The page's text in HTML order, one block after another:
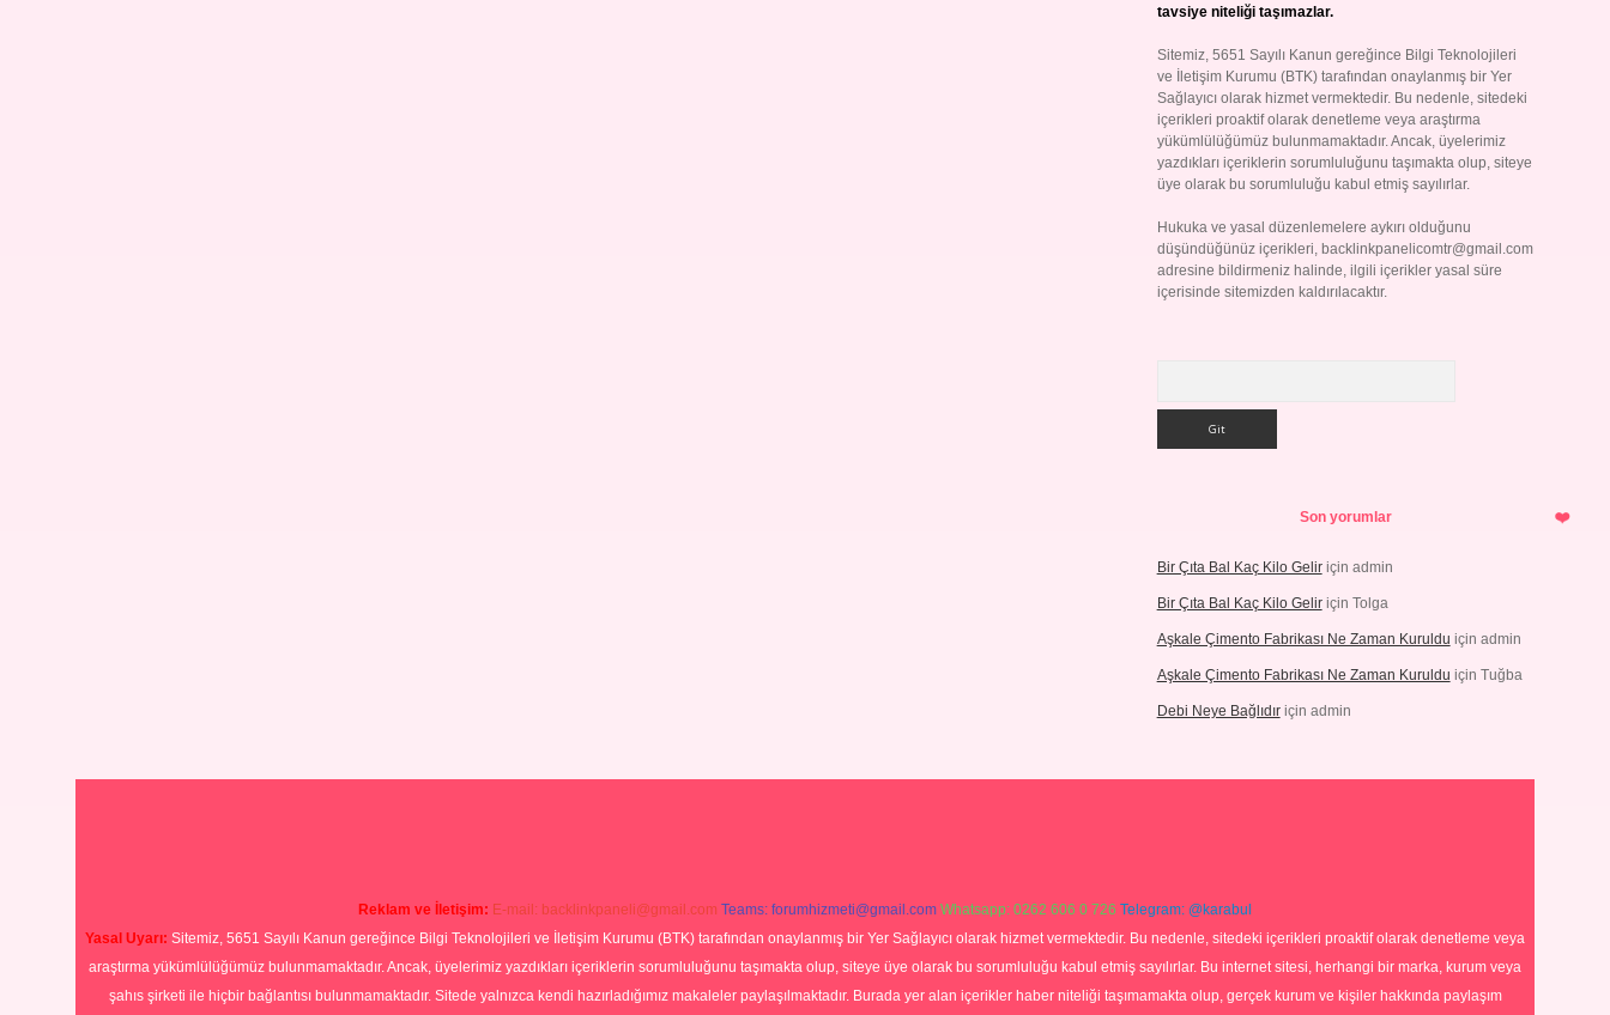
tavsiye niteliği taşımazlar.
Sitemiz, 5651 Sayılı Kanun gereğince Bilgi Teknolojileri
ve İletişim Kurumu (BTK) tarafından onaylanmış bir Yer
Sağlayıcı olarak hizmet vermektedir. Bu nedenle, sitedeki
içerikleri proaktif olarak denetleme veya araştırma
yükümlülüğümüz bulunmamaktadır. Ancak, üyelerimiz
yazdıkları içeriklerin sorumluluğunu taşımakta olup, siteye
üye olarak bu sorumluluğu kabul etmiş sayılırlar.
Hukuka ve yasal düzenlemelere aykırı olduğunu
düşündüğünüz içerikleri, backlinkpanelicomtr@gmail.com
adresine bildirmeniz halinde, ilgili içerikler yasal süre
içerisinde sitemizden kaldırılacaktır.
Son yorumlar
Bir Çıta Bal Kaç Kilo Geliriçin admin
Bir Çıta Bal Kaç Kilo Geliriçin Tolga
Aşkale Çimento Fabrikası Ne Zaman Kuruldu için admin
Aşkale Çimento Fabrikası Ne Zaman Kuruldu için Tuğba
Debi Neye Bağlıdıriçin admin
Reklam ve İletişim: E-mail: backlinkpaneli@gmail.com Teams: forumhizmeti@gmail.com Whatsapp: 0262 606 0 726 Telegram: @karabul
Yasal Uyarı: Sitemiz, 5651 Sayılı Kanun gereğince Bilgi Teknolojileri ve İletişim Kurumu (BTK) tarafından onaylanmış bir Yer Sağlayıcı olarak hizmet vermektedir. Bu nedenle, sitedeki içerikleri proaktif olarak denetleme veya
araştırma yükümlülüğümüz bulunmamaktadır. Ancak, üyelerimiz yazdıkları içeriklerin sorumluluğunu taşımakta olup, siteye üye olarak bu sorumluluğu kabul etmiş sayılırlar. Bu internet sitesi, herhangi bir marka, kurum veya
şahıs şirketi ile hiçbir bağlantısı bulunmamaktadır. Sitede yalnızca kendi hazırladığımız makaleler paylaşılmaktadır. Burada yer alan içerikler haber niteliği taşımamakta olup, gerçek kurum ve kişiler hakkında paylaşım